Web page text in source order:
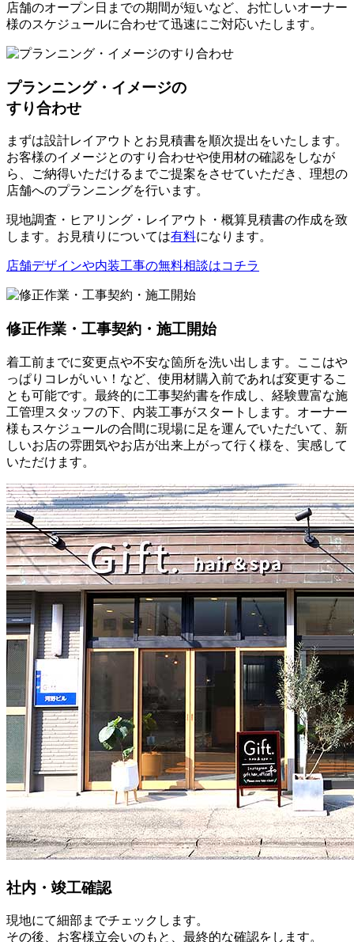
店舗のオープン日までの期間が短いなど、お忙しいオーナー
様のスケジュールに合わせて迅速にご対応いたします。
プランニング・イメージの
すり合わせ
まずは設計レイアウトとお見積書を順次提出をいたします。
お客様のイメージとのすり合わせや使用材の確認をしなが
ら、ご納得いただけるまでご提案をさせていただき、理想の
店舗へのプランニングを行います。
現地調査・ヒアリング・レイアウト・概算見積書の作成を致
します。お見積りについては有料になります。
店舗デザインや内装工事の無料相談はコチラ
修正作業・工事契約・施工開始
着工前までに変更点や不安な箇所を洗い出します。ここはや
っぱりコレがいい！など、使用材購入前であれば変更するこ
とも可能です。最終的に工事契約書を作成し、経験豊富な施
工管理スタッフの下、内装工事がスタートします。オーナー
様もスケジュールの合間に現場に足を運んでいただいて、新
しいお店の雰囲気やお店が出来上がって行く様を、実感して
いただけます。
社内・竣工確認
現地にて細部までチェックします。
その後、お客様立会いのもと、最終的な確認をします。